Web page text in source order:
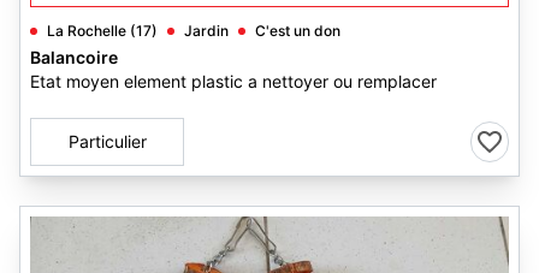
La Rochelle (17) Jardin C'est un don
Balancoire
Etat moyen element plastic a nettoyer ou remplacer
Particulier